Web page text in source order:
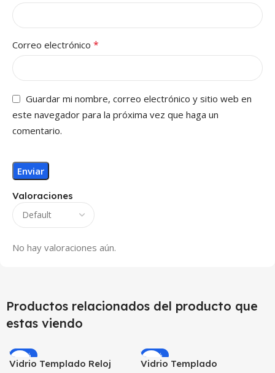
Valoraciones
No hay valoraciones aún.
Correo electrónico *
Guardar mi nombre, correo electrónico y sitio web en
este navegador para la próxima vez que haga un
comentario.
Productos relacionados del producto que
estas viendo
-49%
Vidrio Templado Reloj
-15%
Vidrio Templado